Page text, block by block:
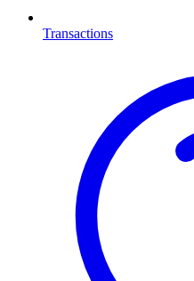
Transactions